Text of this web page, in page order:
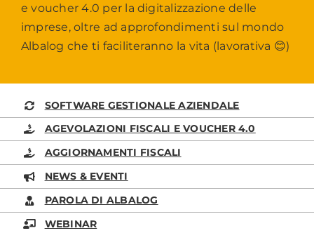
e voucher 4.0 per la digitalizzazione delle
imprese, oltre ad approfondimenti sul mondo
Albalog che ti faciliteranno la vita (lavorativa 😊)
SOFTWARE GESTIONALE AZIENDALE
AGEVOLAZIONI FISCALI E VOUCHER 4.0
AGGIORNAMENTI FISCALI
NEWS & EVENTI
PAROLA DI ALBALOG
WEBINAR